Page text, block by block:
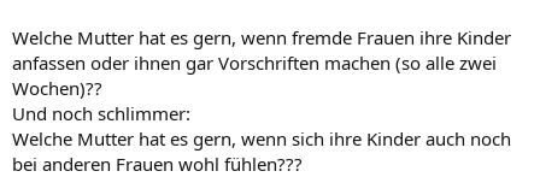
Welche Mutter hat es gern, wenn fremde Frauen ihre Kinder
anfassen oder ihnen gar Vorschriften machen (so alle zwei
Wochen)??
Und noch schlimmer:
Welche Mutter hat es gern, wenn sich ihre Kinder auch noch
bei anderen Frauen wohl fühlen???